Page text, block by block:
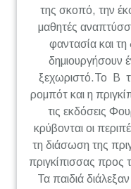
της σκοπό, την
μαθητές
φαντασία και τη
δημιουργήσουν
ξεχωριστό.Το Β
ρομπότ και η
τις εκδόσεις
κρύβονται οι
τη διάσωση της
πριγκίπισσας προς
Τα παιδιά